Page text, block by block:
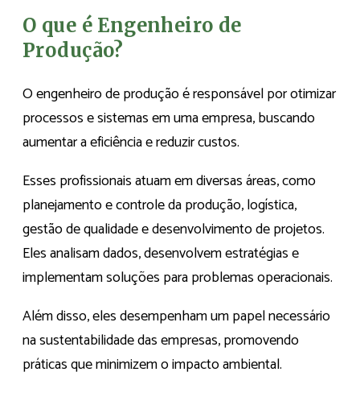
O que é Engenheiro de
Produção?
O engenheiro de produção é responsável por otimizar
processos e sistemas em uma empresa, buscando
aumentar a eficiência e reduzir custos.
Esses profissionais atuam em diversas áreas, como
planejamento e controle da produção, logística,
gestão de qualidade e desenvolvimento de projetos.
Eles analisam dados, desenvolvem estratégias e
implementam soluções para problemas operacionais.
Além disso, eles desempenham um papel necessário
na sustentabilidade das empresas, promovendo
práticas que minimizem o impacto ambiental.